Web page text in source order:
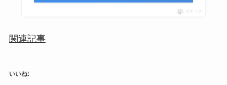
ポチップ
関連記事
いいね: